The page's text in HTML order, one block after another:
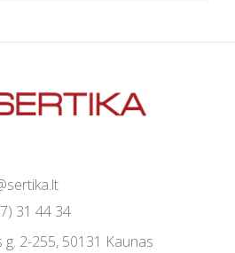
31 44 34
g. 2-255, 50131 Kaunas